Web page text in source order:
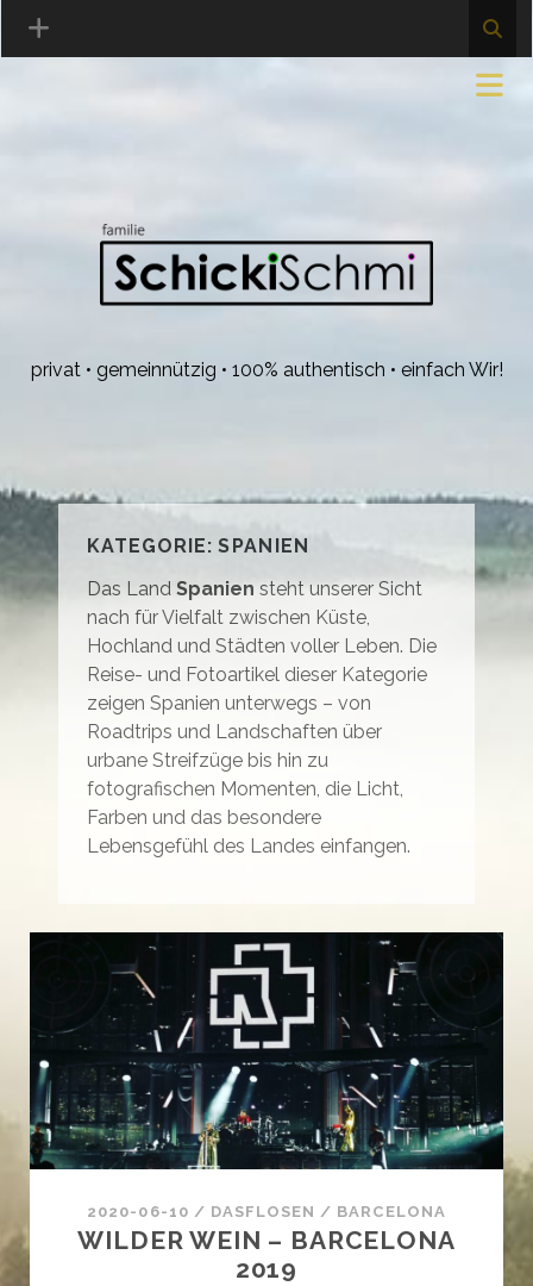
privat • gemeinnützig • 100% authentisch • einfach Wir!
KATEGORIE:SPANIEN
Das Land Spanien steht unserer Sicht
nach für Vielfalt zwischen Küste,
Hochland und Städten voller Leben. Die
Reise- und Fotoartikel dieser Kategorie
zeigen Spanien unterwegs – von
Roadtrips und Landschaften über
urbane Streifzüge bis hin zu
fotografischen Momenten, die Licht,
Farben und das besondere
Lebensgefühl des Landes einfangen.
2020-06-10 / DASFLOSEN / BARCELONA
WILDER WEIN – BARCELONA
2019